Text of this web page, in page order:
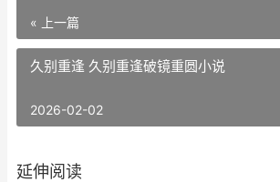
« 上一篇
久别重逢 久别重逢破镜重圆小说
2026-02-02
延伸阅读